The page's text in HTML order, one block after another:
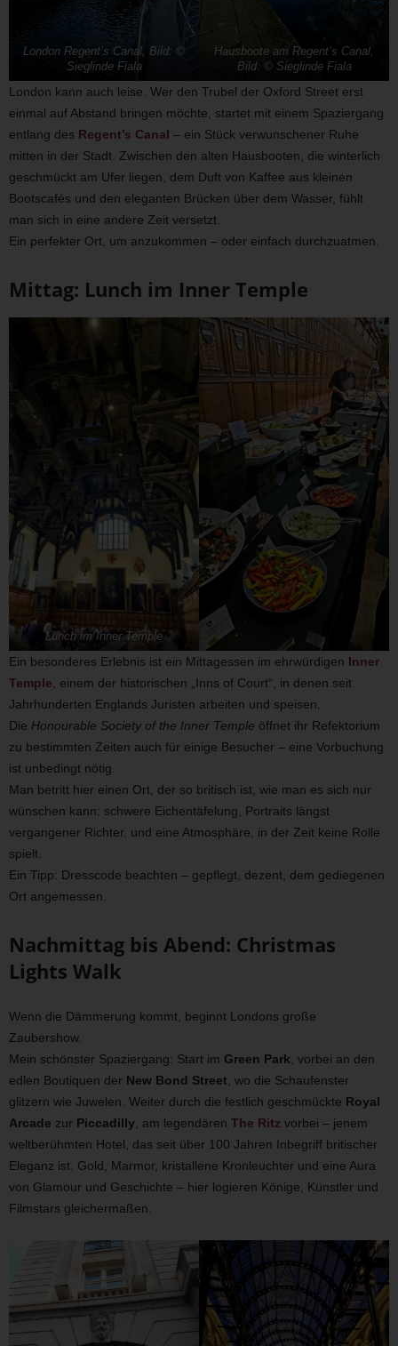
London Regent’s Canal, Bild: ©
Sieglinde Fiala
Hausboote am Regent’s Canal,
Bild: © Sieglinde Fiala
London kann auch leise. Wer den Trubel der Oxford Street erst
einmal auf Abstand bringen möchte, startet mit einem Spaziergang
entlang des Regent’s Canal – ein Stück verwunschener Ruhe
mitten in der Stadt. Zwischen den alten Hausbooten, die winterlich
geschmückt am Ufer liegen, dem Duft von Kaffee aus kleinen
Bootscafés und den eleganten Brücken über dem Wasser, fühlt
man sich in eine andere Zeit versetzt.
Ein perfekter Ort, um anzukommen – oder einfach durchzuatmen.
Mittag: Lunch im Inner Temple
Lunch im Inner Temple
Ein besonderes Erlebnis ist ein Mittagessen im ehrwürdigen Inner
Temple, einem der historischen „Inns of Court“, in denen seit
Jahrhunderten Englands Juristen arbeiten und speisen.
Die Honourable Society of the Inner Temple öffnet ihr Refektorium
zu bestimmten Zeiten auch für einige Besucher – eine Vorbuchung
ist unbedingt nötig.
Man betritt hier einen Ort, der so britisch ist, wie man es sich nur
wünschen kann: schwere Eichentäfelung, Portraits längst
vergangener Richter, und eine Atmosphäre, in der Zeit keine Rolle
spielt.
Ein Tipp: Dresscode beachten – gepflegt, dezent, dem gediegenen
Ort angemessen.
Nachmittag bis Abend: Christmas
Lights Walk
Wenn die Dämmerung kommt, beginnt Londons große
Zaubershow.
Mein schönster Spaziergang: Start im Green Park, vorbei an den
edlen Boutiquen der New Bond Street, wo die Schaufenster
glitzern wie Juwelen. Weiter durch die festlich geschmückte Royal
Arcade zur Piccadilly, am legendären The Ritz vorbei – jenem
weltberühmten Hotel, das seit über 100 Jahren Inbegriff britischer
Eleganz ist. Gold, Marmor, kristallene Kronleuchter und eine Aura
von Glamour und Geschichte – hier logieren Könige, Künstler und
Filmstars gleichermaßen.